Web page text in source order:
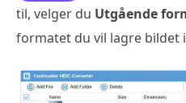
til, velger du Utgående
formatet du vil lagre bildet